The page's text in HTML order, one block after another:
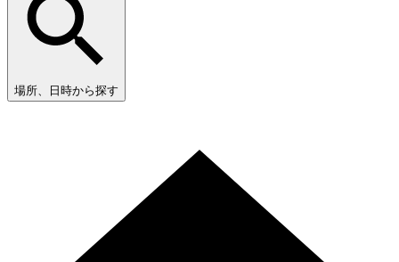
場所、日時から探す